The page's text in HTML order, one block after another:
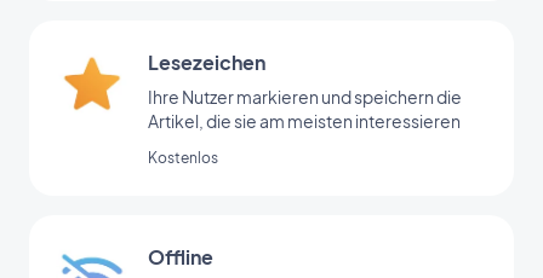
Lesezeichen
Ihre Nutzer markieren und speichern die
Artikel, die sie am meisten interessieren
Kostenlos
Offline